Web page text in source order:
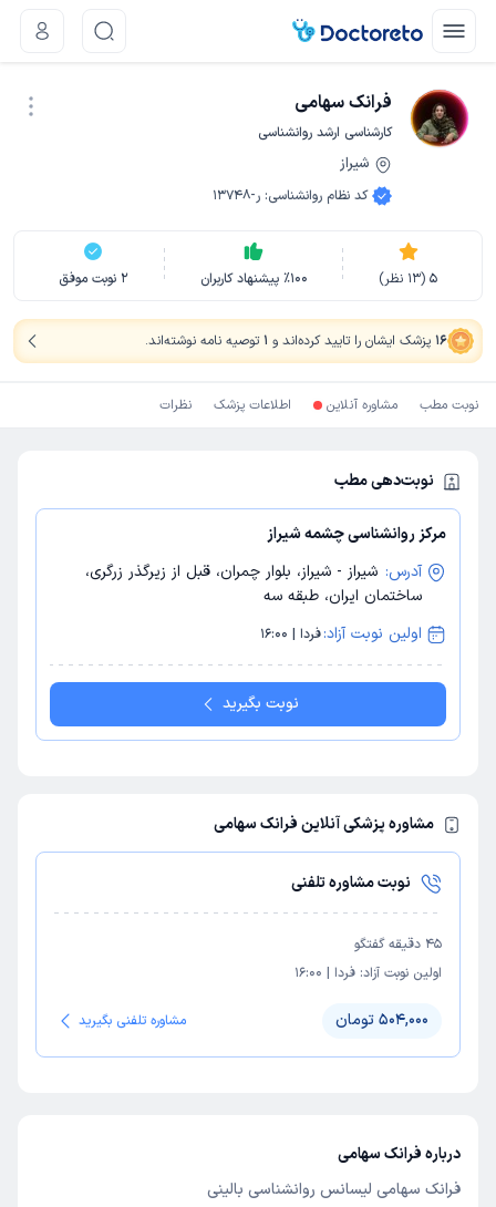
فرانک سهامی
کارشناسی ارشد روانشناسی
شیراز
کد نظام روانشناسی: ر-13748
5
(
13 نظر) ٪100 پیشنهاد کاربران 2 نوبت موفق
16 پزشک ایشان را تایید کرده‌اند و 1توصیه نامه نوشته‌اند.
نوبت مطب مشاوره آنلاین اطلاعات پزشک نظرات
نوبت‌دهی مطب
مرکز روانشناسی چشمه شیراز
آدرس: شیراز - شیراز، بلوار چمران، قبل از زیرگذر زرگری،
ساختمان ایران، طبقه سه
اولین نوبت آزاد:فردا | 16:00
نوبت بگیرید
مشاوره پزشکی آنلاین فرانک سهامی
نوبت مشاوره تلفنی
45 دقیقه گفتگو
اولین نوبت آزاد: فردا |
16:00
504,000 تومان مشاوره تلفنی بگیرید
درباره فرانک سهامی
فرانک سهامی لیسانس روانشناسی بالینی